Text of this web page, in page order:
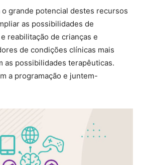
grande potencial destes recursos
as possibilidades de
reabilitação de crianças e
de condições clínicas mais
as possibilidades terapêuticas.
a programação e juntem-